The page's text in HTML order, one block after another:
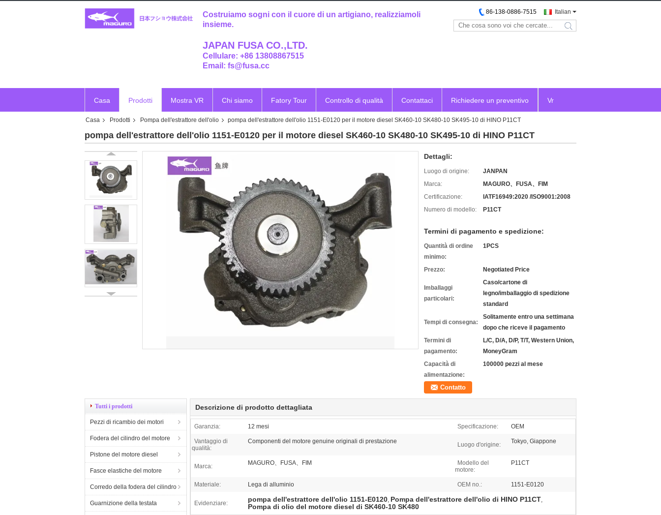
Costruiamo sogni con il cuore di un artigiano, realizziamoli
insieme.
JAPAN FUSA CO.,LTD.
Cellulare: +86 13808867515
Email: fs@fusa.cc
Italian
86-138-0886-7515
search
Casa Prodotti Mostra VR Chi siamo Fatory Tour Controllo di qualità Contattaci Richiedere un preventivo Vr
Casa Prodotti Pompa dell'estrattore dell'olio pompa dell'estrattore dell'olio 1151-E0120 per il motore diesel SK460-10 SK480-10 SK495-10 di HINO P11CT
pompa dell'estrattore dell'olio 1151-E0120 per il motore diesel SK460-10 SK480-10 SK495-10 di HINO P11CT
Dettagli:
Luogo di origine:
JANPAN
Marca:
MAGURO、FUSA、FIM
Certificazione:
IATF16949:2020 /ISO9001:2008
Numero di modello:
P11CT
Termini di pagamento e spedizione:
Quantità di ordine
minimo:
1PCS
Prezzo: Negotiated Price
Imballaggi
particolari:
Caso/cartone di
legno/imballaggio di spedizione
standard
Tempi di consegna:
Solitamente entro una settimana
dopo che riceve il pagamento
Termini di
pagamento:
L/C, D/A, D/P, T/T, Western Union,
MoneyGram
Capacità di
alimentazione:
100000 pezzi al mese
Contatto
Tutti i prodotti
Pezzi di ricambio dei motori
Fodera del cilindro del motore
Pistone del motore diesel
Fasce elastiche del motore
Corredo della fodera del cilindro
Guarnizione della testata
Descrizione di prodotto dettagliata
Garanzia: 12 mesi Specificazione: OEM
Vantaggio di
qualità:
Componenti del motore genuine originali di prestazione Luogo d'origine: Tokyo, Giappone
Marca: MAGURO、FUSA、FIM
Modello del
motore:
P11CT
Materiale: Lega di alluminio OEM no.: 1151-E0120
Evidenziare: pompa dell'estrattore dell'olio 1151-E0120, Pompa dell'estrattore dell'olio di HINO P11CT,
Pompa di olio del motore diesel di SK460-10 SK480